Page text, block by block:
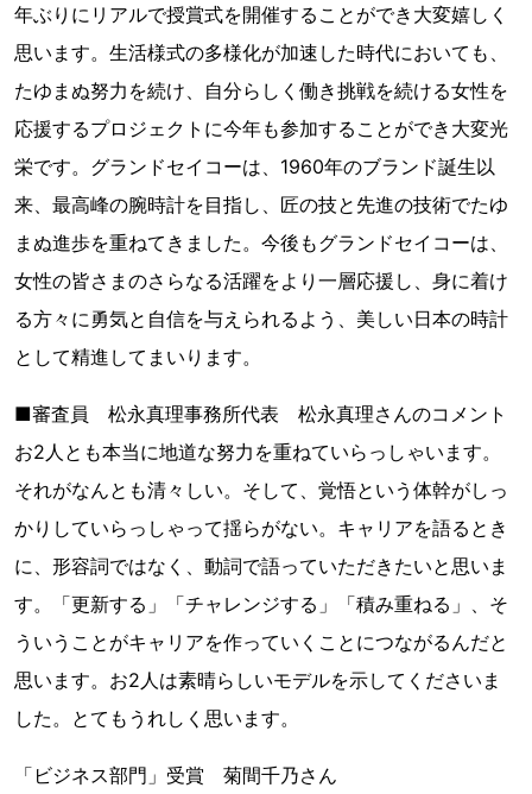
年ぶりにリアルで授賞式を開催することができ大変嬉しく
思います。生活様式の多様化が加速した時代においても、
たゆまぬ努力を続け、自分らしく働き挑戦を続ける女性を
応援するプロジェクトに今年も参加することができ大変光
栄です。グランドセイコーは、1960年のブランド誕生以
来、最高峰の腕時計を目指し、匠の技と先進の技術でたゆ
まぬ進歩を重ねてきました。今後もグランドセイコーは、
女性の皆さまのさらなる活躍をより一層応援し、身に着け
る方々に勇気と自信を与えられるよう、美しい日本の時計
として精進してまいります。
■審査員 松永真理事務所代表 松永真理さんのコメント
お2人とも本当に地道な努力を重ねていらっしゃいます。
それがなんとも清々しい。そして、覚悟という体幹がしっ
かりしていらっしゃって揺らがない。キャリアを語るとき
に、形容詞ではなく、動詞で語っていただきたいと思いま
す。「更新する」「チャレンジする」「積み重ねる」、そ
ういうことがキャリアを作っていくことにつながるんだと
思います。お2人は素晴らしいモデルを示してくださいま
した。とてもうれしく思います。
「ビジネス部門」受賞 菊間千乃さん